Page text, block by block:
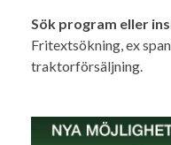
Sök program eller
Fritextsökning, ex
traktorförsäljning.